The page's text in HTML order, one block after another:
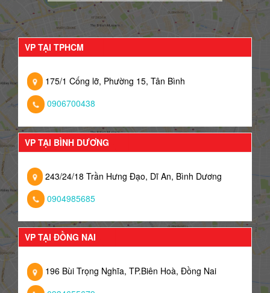
VP TẠI TPHCM
175/1 Cống lỡ, Phường 15, Tân Bình
0906700438
VP TẠI BÌNH DƯƠNG
243/24/18 Trần Hưng Đạo, Dĩ An, Bình Dương
0904985685
VP TẠI ĐỒNG NAI
196 Bùi Trọng Nghĩa, TP.Biên Hoà, Đồng Nai